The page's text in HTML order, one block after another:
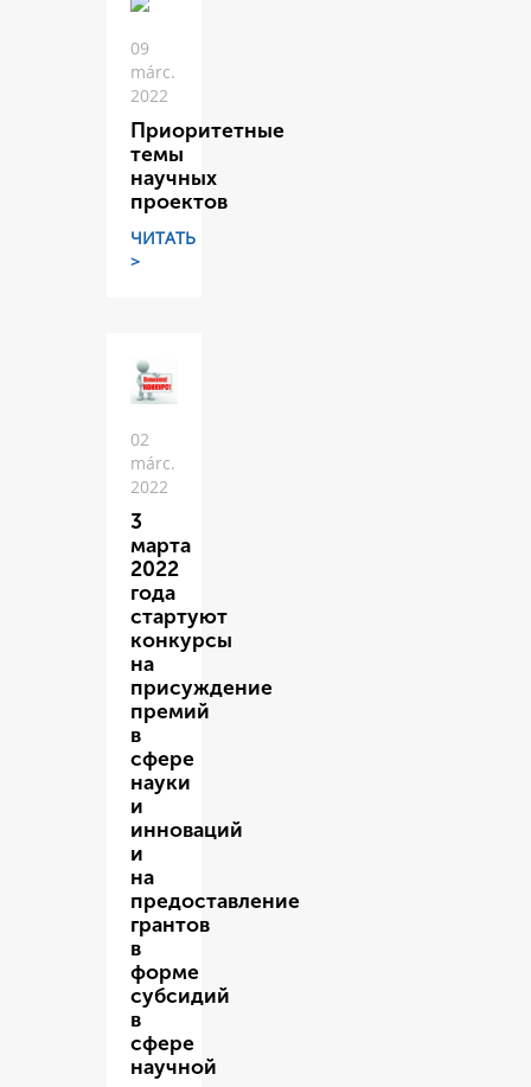
09
márc.
2022
Приоритетные
темы
научных
проектов
ЧИТАТЬ
>
02
márc.
2022
3
марта
2022
года
стартуют
конкурсы
на
присуждение
премий
в
сфере
науки
и
инноваций
и
на
предоставление
грантов
в
форме
субсидий
в
сфере
научной